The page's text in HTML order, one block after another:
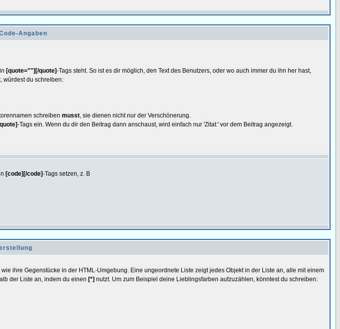
Angaben
[quote=""][/quote]-Tags steht. So ist es dir möglich, den Text des Benutzers, oder wo auch immer du ihn her hast,
würdest du schreiben:
schreiben musst, sie dienen nicht nur der Verschönerung.
-Tags ein. Wenn du dir den Beitrag dann anschaust, wird einfach nur 'Zitat:' vor dem Beitrag angezeigt.
[code][/code]-Tags setzen, z. B
ihre Gegenstücke in der HTML-Umgebung. Eine ungeordnete Liste zeigt jedes Objekt in der Liste an, alle mit einem
der Liste an, indem du einen [*] nutzt. Um zum Beispiel deine Lieblingsfarben aufzuzählen, könntest du schreiben: